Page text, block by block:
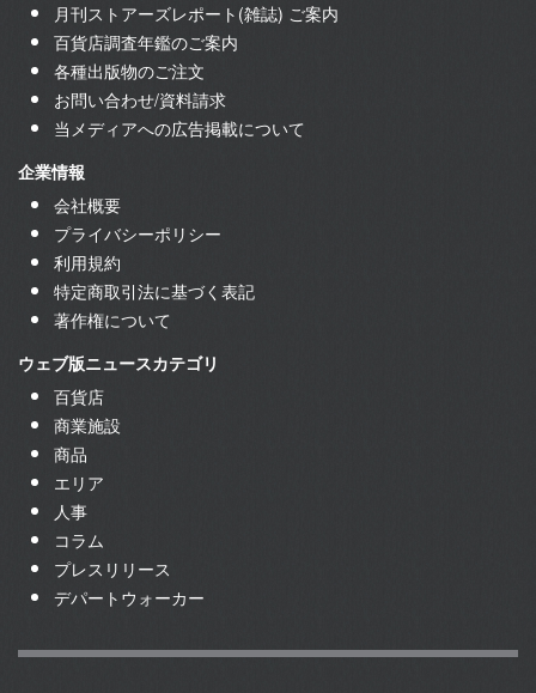
月刊ストアーズレポート(雑誌) ご案内
百貨店調査年鑑のご案内
各種出版物のご注文
お問い合わせ/資料請求
当メディアへの広告掲載について
企業情報
会社概要
プライバシーポリシー
利用規約
特定商取引法に基づく表記
著作権について
ウェブ版ニュースカテゴリ
百貨店
商業施設
商品
エリア
人事
コラム
プレスリリース
デパートウォーカー